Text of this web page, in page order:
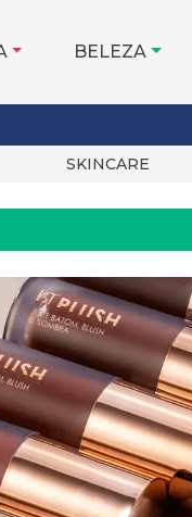
BELEZA
SKINCARE